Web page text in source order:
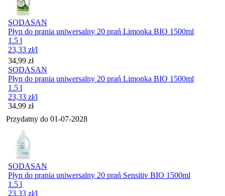
SODASAN
Płyn do prania uniwersalny 20 prań Limonka BIO 1500ml
1.5 l
23,33 zł/l
Cena
34,99 zł
SODASAN
Płyn do prania uniwersalny 20 prań Limonka BIO 1500ml
1.5 l
23,33 zł/l
Cena
34,99 zł
Przydatny do 01-07-2028
SODASAN
Płyn do prania uniwersalny 20 prań Sensitiv BIO 1500ml
1.5 l
23,33 zł/l